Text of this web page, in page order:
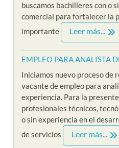
buscamos bachilleres con o
comercial para fortalecer la
importante
Leer más...
EMPLEO PARA ANALISTA
Iniciamos nuevo proceso de
vacante de empleo para
experiencia. Para la
profesionales técnicos,
o sin experiencia en el
de servicios
Leer más...